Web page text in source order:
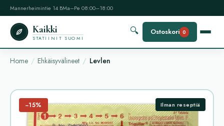
Mannerheimintie 14 BMa–Pe 08:00–18:00
Kaikki
STATIINIT SUOMI
🔍 Ostoskori 0
Home Ehkäisyvälineet Levlen
−15% Ilman reseptiä